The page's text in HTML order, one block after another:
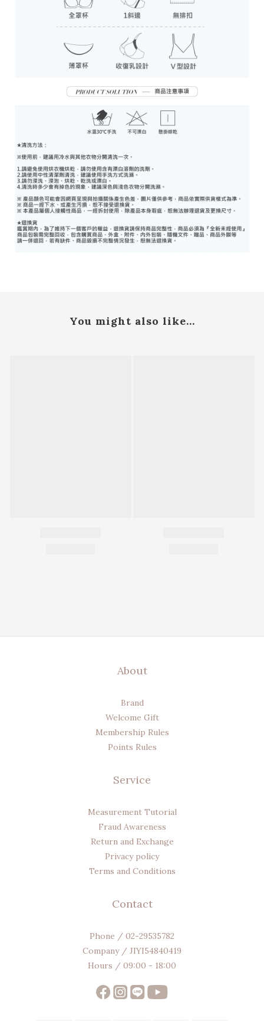
You might also like...
About
Brand
Welcome Gift
Membership Rules
Points Rules
Service
Measurement Tutorial
Fraud Awareness
Return and Exchange
Privacy policy
Terms and Conditions
Contact
Phone / 02-29535782
Company / JIYI54840419
Hours / 09:00 - 18:00